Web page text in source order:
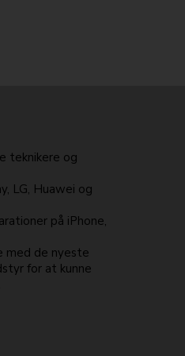
teknikere og
LG, Huawei og
på iPhone,
med de nyeste
for at kunne